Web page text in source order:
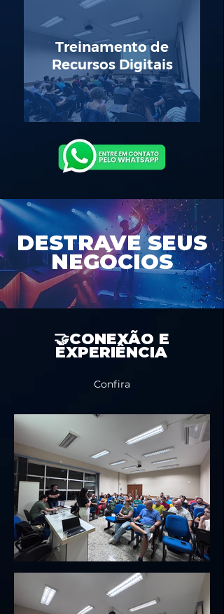
Treinamento de
Recursos Digitais
DESTRAVE SEUS
NEGÓCIOS
🤝CONEXÃO E
EXPERIÊNCIA
Confira